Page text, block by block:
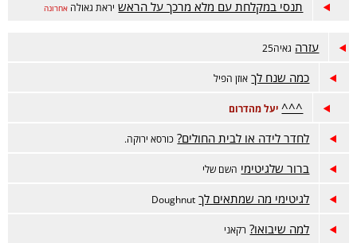
תנסי במקלחת עם מלא מרכך על הראש יראת גאולה אחרונה
עזרה גאיה25
כמה שנח לך אוזן הפיל
^^^ יעל מהדרום
לחדר לידה או לבית החולים? כורסא ירוקה.
ברור שלגיטימי השם שלי
לגיטימי מה שמתאים לך Doughnut
למה שיבואו? רקאני